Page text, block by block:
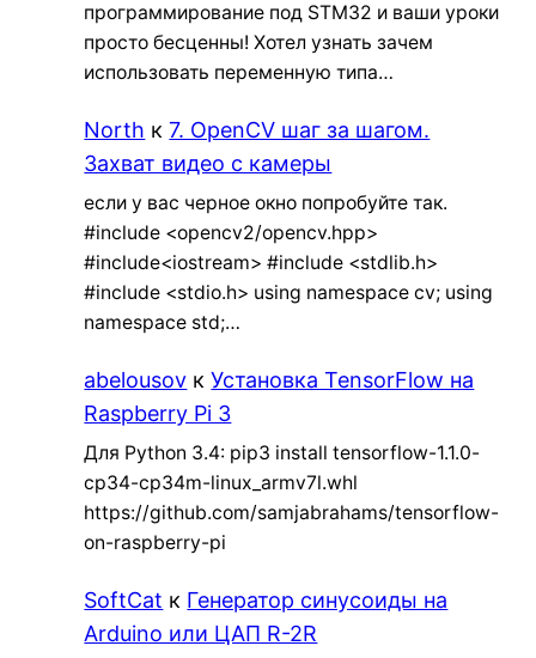
программирование под STM32 и ваши уроки
просто бесценны! Хотел узнать зачем
использовать переменную типа…
North к7. OpenCV шаг за шагом.
Захват видео с камеры
если у вас черное окно попробуйте так.
#include <opencv2/opencv.hpp>
#include<iostream> #include <stdlib.h>
#include <stdio.h> using namespace cv; using
namespace std;…
abelousov кУстановка TensorFlow на
Raspberry Pi 3
Для Python 3.4: pip3 install tensorflow-1.1.0-
cp34-cp34m-linux_armv7l.whl
https://github.com/samjabrahams/tensorflow-
on-raspberry-pi
SoftCat к Генератор синусоиды на
Arduino или ЦАП R-2R